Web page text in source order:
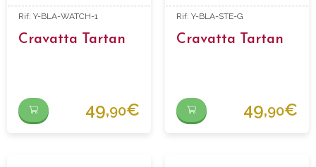
Rif: Y-BLA-WATCH-1
Cravatta Tartan
49,90€
Rif: Y-BLA-STE-G
Cravatta Tartan
49,90€